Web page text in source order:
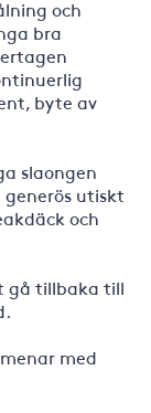
och
bra
byte av
slaongen
utiskt
och
gå tillbaka till
med